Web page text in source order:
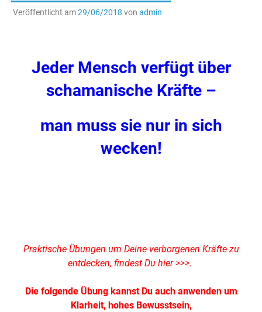
Veröffentlicht am29/06/2018 von admin
Jeder Mensch verfügt über
schamanische Kräfte –
man muss sie nur in sich
wecken!
Praktische Übungen um Deine verborgenen Kräfte zu
entdecken, findest Du hier >>>.
Die folgende Übung kannst Du auch anwenden um
Klarheit, hohes Bewusstsein,